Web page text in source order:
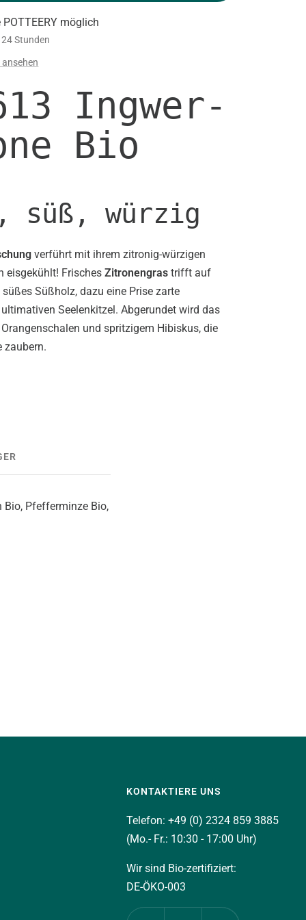
möglich
Stunden
Ingwer-
Bio
süß, würzig
verführt mit ihrem zitronig-würzigen
eisgekühlt! FrischesZitronengras trifft auf
süßes Süßholz, dazu eine Prise zarte
Seelenkitzel. Abgerundet wird das
und spritzigem Hibiskus, die
zaubern.
Bio, Pfefferminze Bio,
KONTAKTIERE UNS
Telefon: +49 (0) 2324 859 3885
(Mo.- Fr.: 10:30 - 17:00 Uhr)
Wir sind Bio-zertifiziert:
DE-ÖKO-003